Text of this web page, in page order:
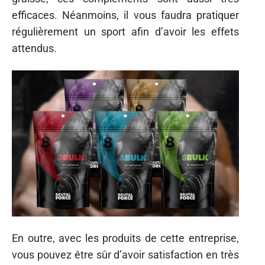
efficaces. Néanmoins, il vous faudra pratiquer
régulièrement un sport afin d’avoir les effets
attendus.
En outre, avec les produits de cette entreprise,
vous pouvez être sûr d’avoir satisfaction en très